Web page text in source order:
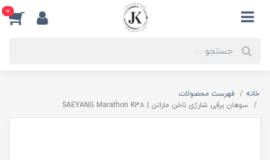
0
خانه
فهرست محصولات
سوهان برقی شارژی ناخن ماراتن | SAEYANG Marathon K38